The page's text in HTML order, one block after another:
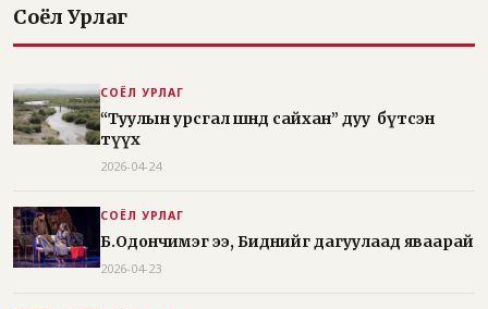
Соёл Урлаг
СОЁЛ УРЛАГ
“Туулын урсгал шөнөдөө сайхан” дуу бүтсэн
түүх
2026-04-24
СОЁЛ УРЛАГ
Б.Одончимэг ээ, Биднийг дагуулаад яваарай
2026-04-23